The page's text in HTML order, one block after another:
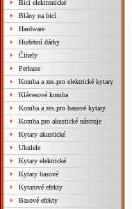
Bicí elektronické
Blány na bicí
Hardware
Hudební dárky
Činely
Perkuse
Komba a zes.pro elektrické kytary
Klávesové komba
Komba a zes.pro basové kytary
Komba pro akustické nástroje
Kytary akustické
Ukulele
Kytary elektrické
Kytary basové
Kytarové efekty
Basové efekty